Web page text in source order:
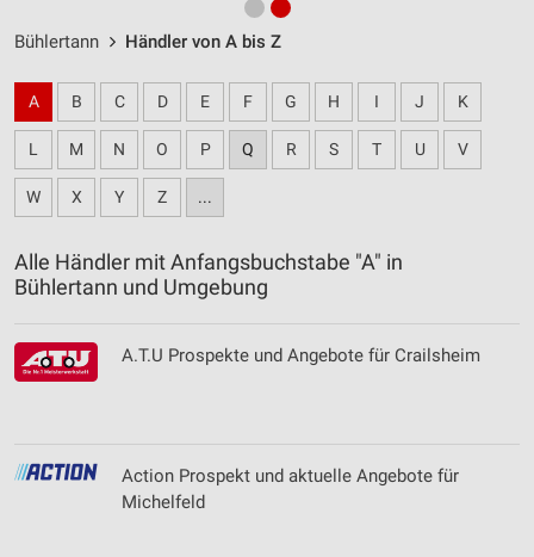
Bühlertann Händler von A bis Z
A B C D E F G H I J K
L M N O P Q R S T U V
W X Y Z ...
Alle Händler mit Anfangsbuchstabe "A" in
Bühlertann und Umgebung
A.T.U Prospekte und Angebote für Crailsheim
Action Prospekt und aktuelle Angebote für
Michelfeld